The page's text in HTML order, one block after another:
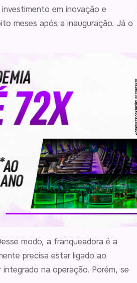
em inovação e
meses após a inauguração. Já o
modo, a franqueadora é a
precisa estar ligado ao
na operação. Porém, se